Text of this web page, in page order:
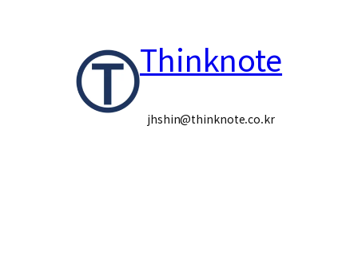
Thinknote
jhshin@thinknote.co.kr